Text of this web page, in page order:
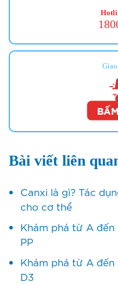
Bài viết liên
Canxi là gì? Tác
cho cơ thể
Khám phá từ A
PP
Khám phá từ A
D3